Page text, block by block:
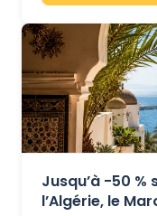
Jusqu’à -50 %
l’Algérie, le